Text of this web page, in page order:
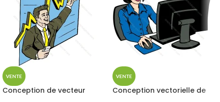
VENTE
Conception de vecteur
VENTE
Conception vectorielle de